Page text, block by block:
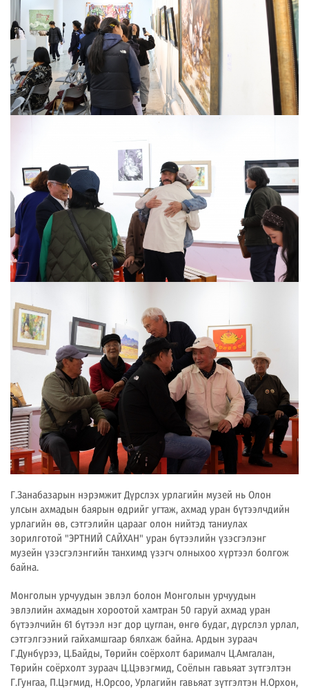
Г.Занабазарын нэрэмжит Дүрслэх урлагийн музей нь Олон
улсын ахмадын баярын өдрийг угтаж, ахмад уран бүтээлчдийн
урлагийн өв, сэтгэлийн царааг олон нийтэд таниулах
зорилготой "ЭРТНИЙ САЙХАН" уран бүтээлийн үзэсгэлэнг
музейн үзэсгэлэнгийн танхимд үзэгч олныхоо хүртээл болгож
байна.
Монголын урчуудын эвлэл болон Монголын урчуудын
эвлэлийн ахмадын хороотой хамтран 50 гаруй ахмад уран
бүтээлчийн 61 бүтээл нэг дор цуглан, өнгө будаг, дүрслэл урлал,
сэтгэлгээний гайхамшгаар бялхаж байна. Ардын зураач
Г.Дунбүрээ, Ц.Байды, Төрийн соёрхолт барималч Ц.Амгалан,
Төрийн соёрхолт зураач Ц.Цэвэгмид, Соёлын гавьяат зүтгэлтэн
Г.Гунгаа, П.Цэгмид, Н.Орсоо, Урлагийн гавьяат зүтгэлтэн Н.Орхон,